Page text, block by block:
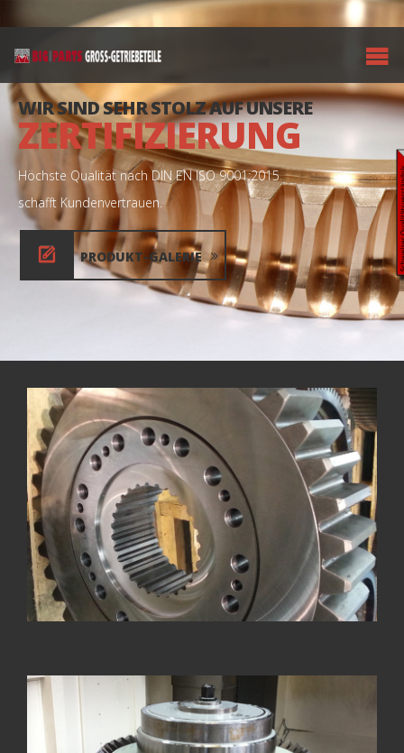
WIR SIND SEHR STOLZ AUF UNSERE
ZERTIFIZIERUNG
Höchste Qualität nach DIN EN ISO 9001:2015
schafft Kundenvertrauen.
PRODUKT-GALERIE